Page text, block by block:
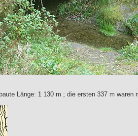
Länge: 1 130 m ; die ersten 337 m waren